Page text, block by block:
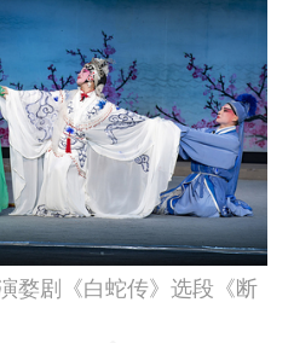
婺剧《白蛇传》选段《断